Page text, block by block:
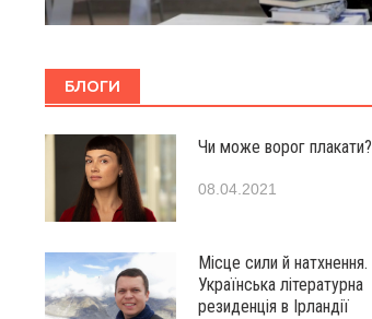
БЛОГИ
Чи може ворог плакати?
08.04.2021
Місце сили й натхнення.
Українська літературна
резиденція в Ірландії